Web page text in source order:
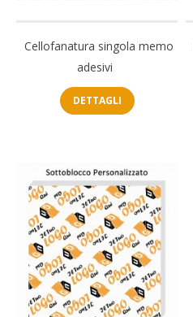
Cellofanatura singola memo
adesivi
DETTAGLI